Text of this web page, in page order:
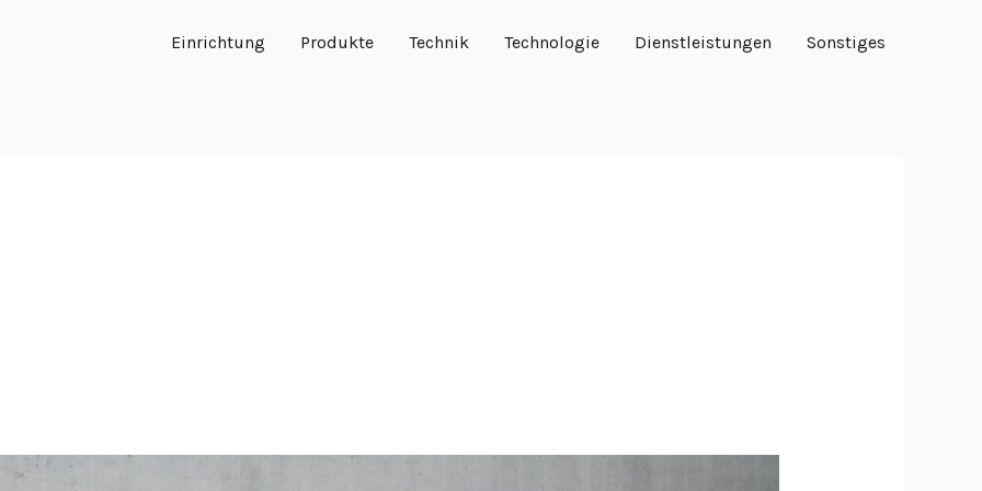
Einrichtung Produkte Technik Technologie Dienstleistungen Sonstiges